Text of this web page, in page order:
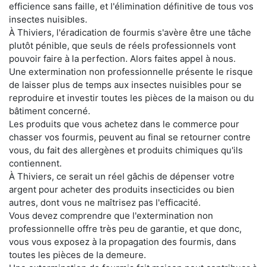
efficience sans faille, et l'élimination définitive de tous vos
insectes nuisibles.
À Thiviers, l'éradication de fourmis s'avère être une tâche
plutôt pénible, que seuls de réels professionnels vont
pouvoir faire à la perfection. Alors faites appel à nous.
Une extermination non professionnelle présente le risque
de laisser plus de temps aux insectes nuisibles pour se
reproduire et investir toutes les pièces de la maison ou du
bâtiment concerné.
Les produits que vous achetez dans le commerce pour
chasser vos fourmis, peuvent au final se retourner contre
vous, du fait des allergènes et produits chimiques qu'ils
contiennent.
À Thiviers, ce serait un réel gâchis de dépenser votre
argent pour acheter des produits insecticides ou bien
autres, dont vous ne maîtrisez pas l'efficacité.
Vous devez comprendre que l'extermination non
professionnelle offre très peu de garantie, et que donc,
vous vous exposez à la propagation des fourmis, dans
toutes les pièces de la demeure.